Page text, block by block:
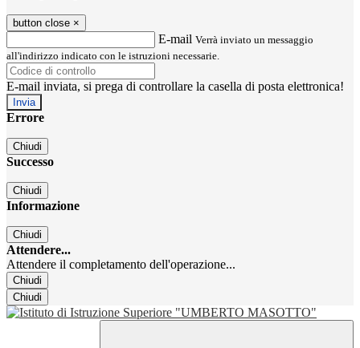
button close ×
E-mail Verrà inviato un messaggio
all'indirizzo indicato con le istruzioni necessarie.
E-mail inviata, si prega di controllare la casella di posta elettronica!
Errore
Chiudi
Successo
Chiudi
Informazione
Chiudi
Attendere...
Attendere il completamento dell'operazione...
Chiudi
Chiudi